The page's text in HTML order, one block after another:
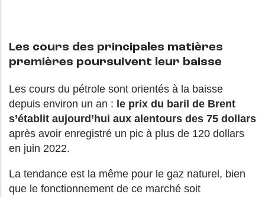
Les cours des principales matières
premières poursuivent leur baisse
Les cours du pétrole sont orientés à la baisse
depuis environ un an : le prix du baril de Brent
s’établit aujourd’hui aux alentours des 75 dollars
après avoir enregistré un pic à plus de 120 dollars
en juin 2022.
La tendance est la même pour le gaz naturel, bien
que le fonctionnement de ce marché soit